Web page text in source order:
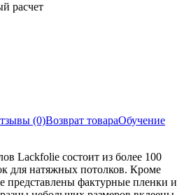
расчет
(0)Возврат товараОбучение
Lackfolie состоит из более 100
для натяжных потолков. Кроме
фактурные пленки и